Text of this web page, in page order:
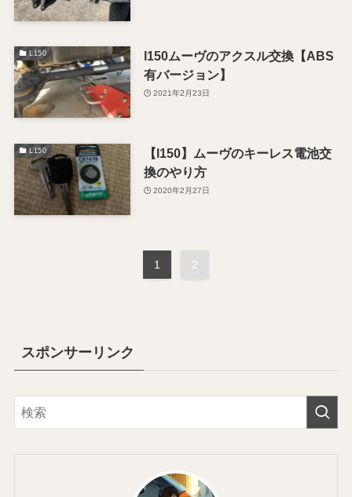
L150
l150ムーヴのアクスル交換【ABS
有バージョン】
2021年2月23日
L150
【l150】ムーヴのキーレス電池交
換のやり方
2020年2月27日
1 2
スポンサーリンク